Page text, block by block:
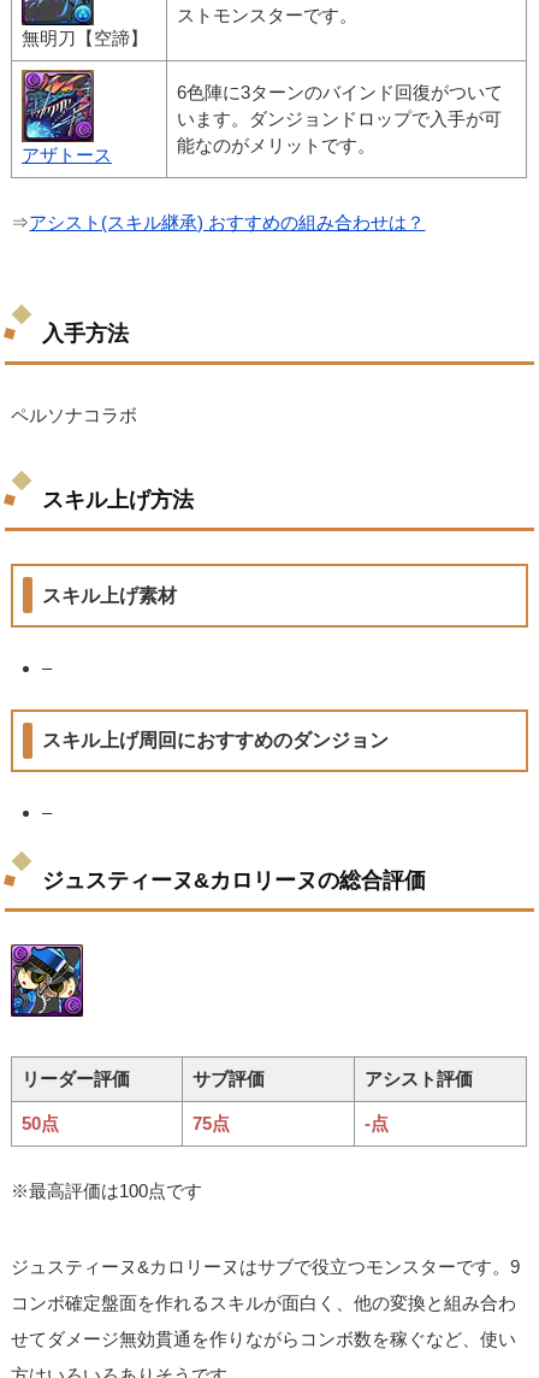
無明刀【空諦】
ストモンスターです。
アザトース
6色陣に3ターンのバインド回復がついて
います。ダンジョンドロップで入手が可
能なのがメリットです。
⇒アシスト(スキル継承) おすすめの組み合わせは？
入手方法
ペルソナコラボ
スキル上げ方法
スキル上げ素材
–
スキル上げ周回におすすめのダンジョン
–
ジュスティーヌ&カロリーヌの総合評価
リーダー評価 サブ評価 アシスト評価
50点 75点 -点
※最高評価は100点です
ジュスティーヌ&カロリーヌはサブで役立つモンスターです。9
コンボ確定盤面を作れるスキルが面白く、他の変換と組み合わ
せてダメージ無効貫通を作りながらコンボ数を稼ぐなど、使い